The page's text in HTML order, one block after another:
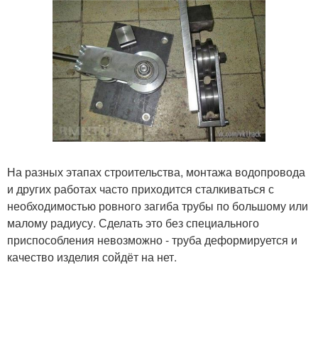
На разных этапах строительства, монтажа водопровода
и других работах часто приходится сталкиваться с
необходимостью ровного загиба трубы по большому или
малому радиусу. Сделать это без специального
приспособления невозможно - труба деформируется и
качество изделия сойдёт на нет.